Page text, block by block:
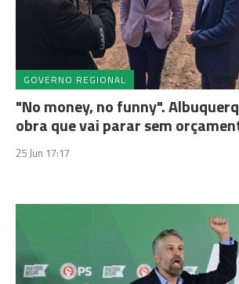
GOVERNO REGIONAL
"No money, no funny".
obra que vai parar sem
25 Jun 17:17